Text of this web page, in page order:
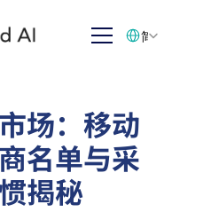
场：移动
名单与采
揭秘
简体中文